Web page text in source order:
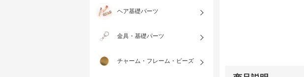
ヘア基礎パーツ
金具・基礎パーツ
チャーム・フレーム・ビーズ